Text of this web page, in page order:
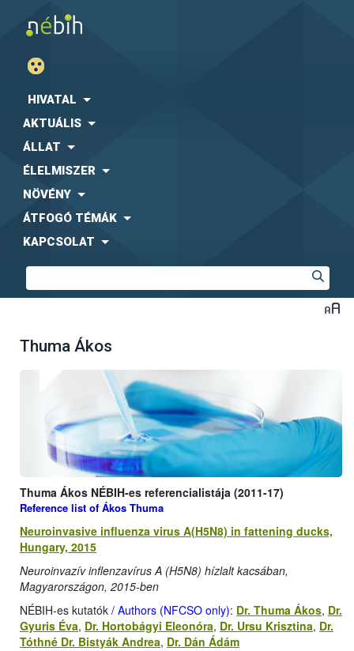
HIVATAL
AKTUÁLIS
ÁLLAT
ÉLELMISZER
NÖVÉNY
ÁTFOGÓ TÉMÁK
KAPCSOLAT
Thuma Ákos
Thuma Ákos NÉBIH-es referencialistája (2011-17)
Reference list of Ákos Thuma
Neuroinvasive influenza virus A(H5N8) in fattening ducks,
Hungary, 2015
Neuroinvazív inflenzavírus A (H5N8) hízlalt kacsában,
Magyarországon, 2015-ben
NÉBIH-es kutatók / Authors (NFCSO only): Dr. Thuma Ákos, Dr.
Gyuris Éva, Dr. Hortobágyi Eleonóra, Dr. Ursu Krisztina, Dr.
Tóthné Dr. Bistyák Andrea, Dr. Dán Ádám